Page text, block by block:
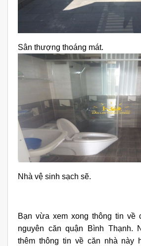
Sân thượng thoáng mát.
Nhà vệ sinh sạch sẽ.
Bạn vừa xem xong thông tin về
nguyên căn quận Bình Thạnh.
thêm thông tin về căn nhà này